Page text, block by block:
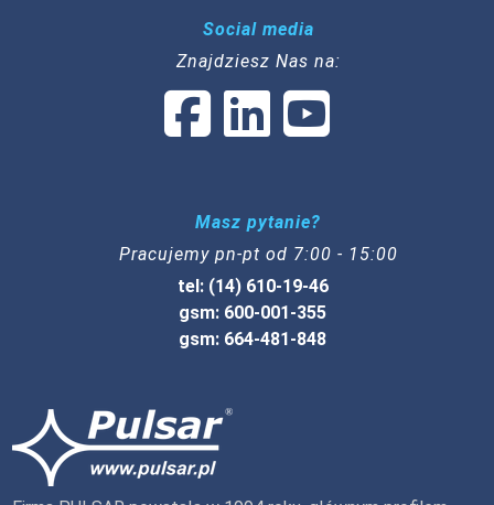
Social media
Znajdziesz Nas na:
Masz pytanie?
Pracujemy pn-pt od 7:00 - 15:00
tel: (14) 610-19-46
gsm: 600-001-355
gsm: 664-481-848